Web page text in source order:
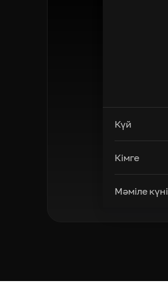
Күй
Кімге
Мәміле күні